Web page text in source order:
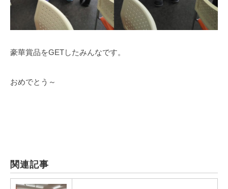
豪華賞品をGETしたみんなです。
おめでとう～
関連記事